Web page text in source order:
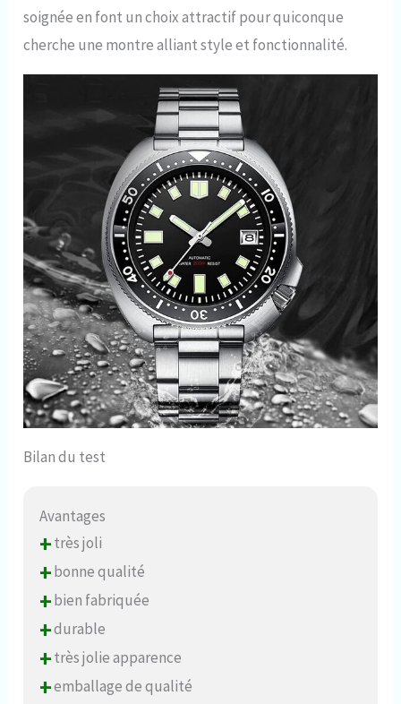
soignée en font un choix attractif pour quiconque
cherche une montre alliant style et fonctionnalité.
Bilan du test
Avantages
+très joli
+bonne qualité
+bien fabriquée
+durable
+très jolie apparence
+emballage de qualité